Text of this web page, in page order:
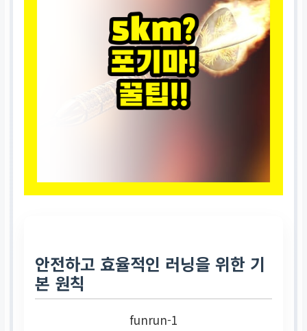
안전하고 효율적인 러닝을 위한 기
본 원칙
funrun-1